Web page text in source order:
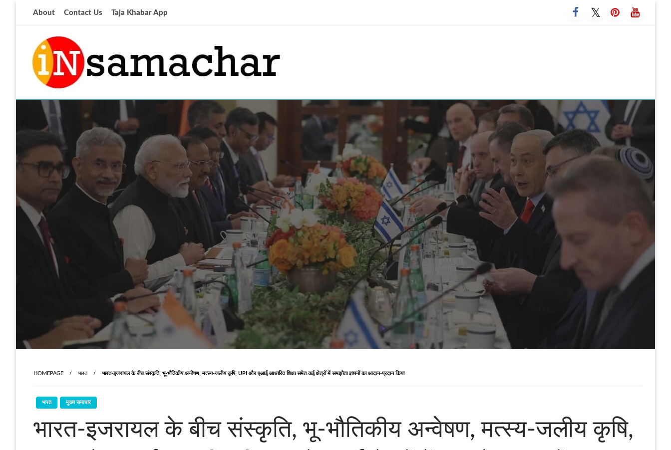
About Contact Us Taja Khabar App
insamachar
आज की ताजा खबर
HOMEPAGE भारत भारत-इजरायल के बीच संस्कृति, भू-भौतिकीय अन्वेषण, मत्स्य-जलीय कृषि, UPI और एआई आधारित शिक्षा समेत कई क्षेत्रों में समझौता ज्ञापनों का आदान-प्रदान किया
भारत मुख्य समाचार
भारत-इजरायल के बीच संस्कृति, भू-भौतिकीय अन्वेषण, मत्स्य-जलीय कृषि,